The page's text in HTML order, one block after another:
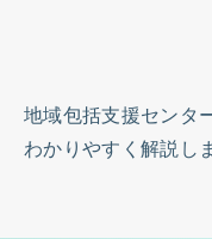
地域包括支援センタ
わかりやすく解説し
個人情報保
サービス提
介護保険申請
退院前後の支